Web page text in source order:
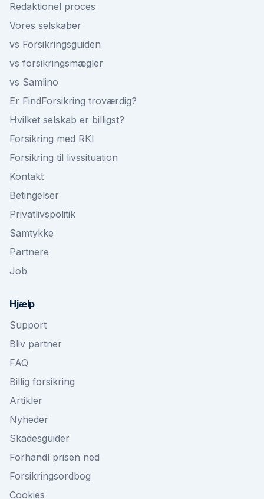
Redaktionel proces
Vores selskaber
vs Forsikringsguiden
vs forsikringsmægler
vs Samlino
Er FindForsikring troværdig?
Hvilket selskab er billigst?
Forsikring med RKI
Forsikring til livssituation
Kontakt
Betingelser
Privatlivspolitik
Samtykke
Partnere
Job
Hjælp
Support
Bliv partner
FAQ
Billig forsikring
Artikler
Nyheder
Skadesguider
Forhandl prisen ned
Forsikringsordbog
Cookies